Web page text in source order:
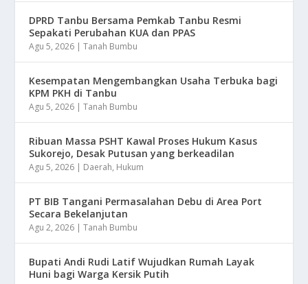
DPRD Tanbu Bersama Pemkab Tanbu Resmi
Sepakati Perubahan KUA dan PPAS
Agu 5, 2026 |Tanah Bumbu
Kesempatan Mengembangkan Usaha Terbuka bagi
KPM PKH di Tanbu
Agu 5, 2026 |Tanah Bumbu
Ribuan Massa PSHT Kawal Proses Hukum Kasus
Sukorejo, Desak Putusan yang berkeadilan
Agu 5, 2026 | Daerah, Hukum
PT BIB Tangani Permasalahan Debu di Area Port
Secara Bekelanjutan
Agu 2, 2026 |Tanah Bumbu
Bupati Andi Rudi Latif Wujudkan Rumah Layak
Huni bagi Warga Kersik Putih